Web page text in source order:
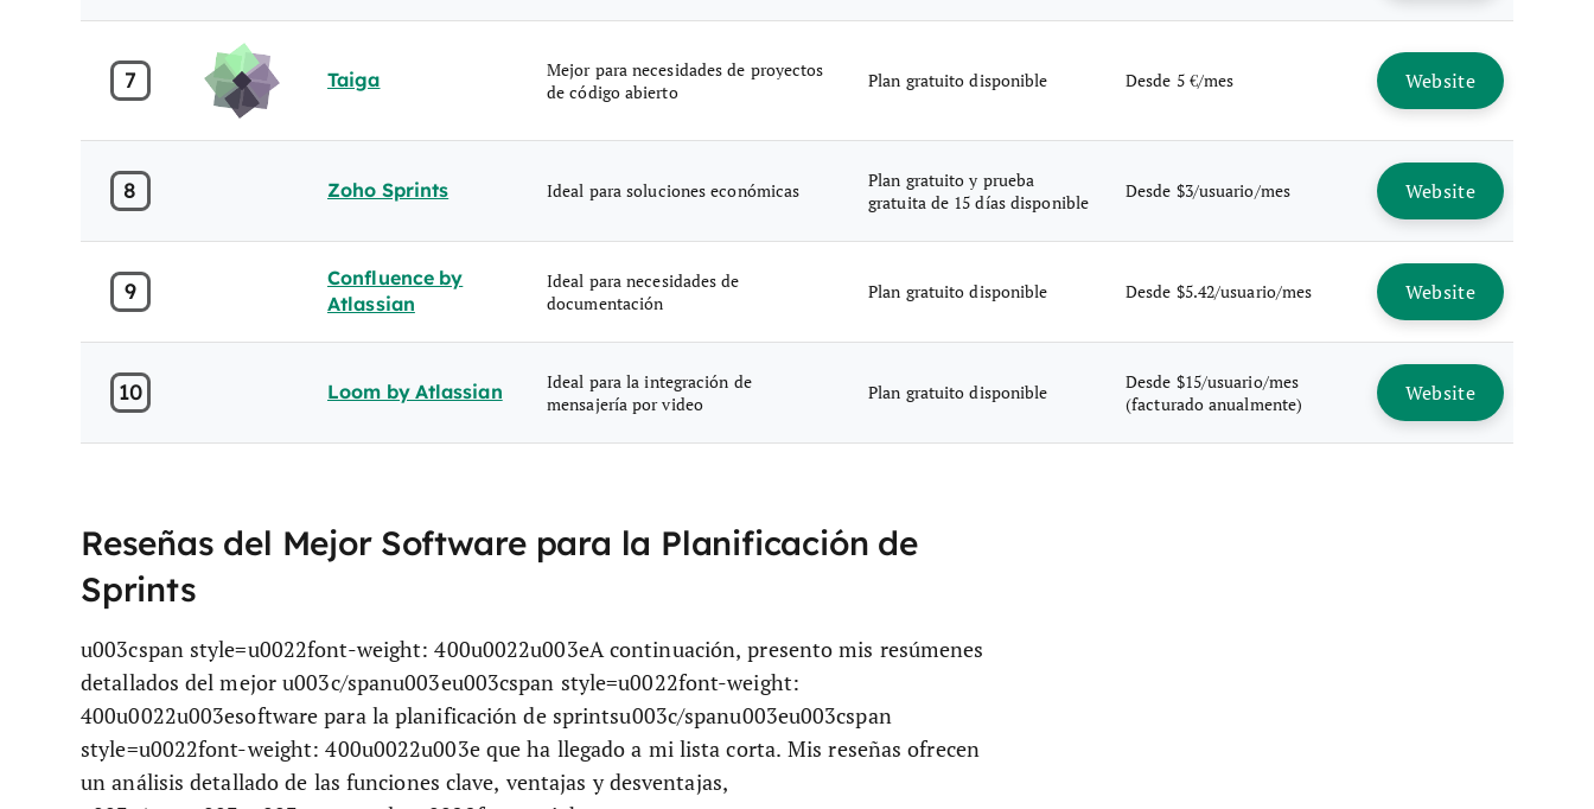
7 Taiga
Mejor para necesidades de proyectos
de código abierto
Plan gratuito disponible Desde 5 €/mes Website
8 Zoho Sprints Ideal para soluciones económicas
Plan gratuito y prueba
gratuita de 15 días disponible
Desde $3/usuario/mes Website
9
Confluence by
Atlassian
Ideal para necesidades de
documentación
Plan gratuito disponible Desde $5.42/usuario/mes Website
10 Loom by Atlassian
Ideal para la integración de
mensajería por video
Plan gratuito disponible
Desde $15/usuario/mes
(facturado anualmente)
Website
Reseñas del Mejor Software para la Planificación de
Sprints
u003cspan style=u0022font-weight: 400u0022u003eA continuación, presento mis resúmenes
detallados del mejor u003c/spanu003eu003cspan style=u0022font-weight:
400u0022u003esoftware para la planificación de sprintsu003c/spanu003eu003cspan
style=u0022font-weight: 400u0022u003e que ha llegado a mi lista corta. Mis reseñas ofrecen
un análisis detallado de las funciones clave, ventajas y desventajas,